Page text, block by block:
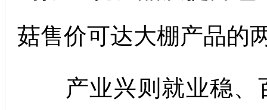
菇售价可达大棚产品的
产业兴则就业稳、